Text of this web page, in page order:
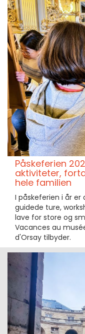
Påskeferien
aktiviteter,
hele familien
I påskeferien i år
guidede ture,
lave for store og
Vacances au
d'Orsay tilbyder.